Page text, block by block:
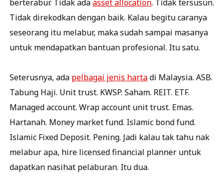
berterabur. Tidak adaasset allocation. Tidak tersusun.
Tidak direkodkan dengan baik. Kalau begitu caranya
seseorang itu melabur, maka sudah sampai masanya
untuk mendapatkan bantuan profesional. Itu satu.
Seterusnya, ada pelbagai jenis hartadi Malaysia. ASB.
Tabung Haji. Unit trust. KWSP. Saham. REIT. ETF.
Managed account. Wrap account unit trust. Emas.
Hartanah. Money market fund. Islamic bond fund.
Islamic Fixed Deposit. Pening. Jadi kalau tak tahu nak
melabur apa, hire licensed financial planner untuk
dapatkan nasihat pelaburan. Itu dua.